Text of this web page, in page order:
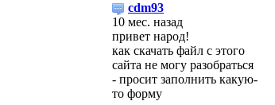
cdm93
10 мес. назад
привет народ!
как скачать файл с этого
сайта не могу разобраться
- просит заполнить какую-
то форму